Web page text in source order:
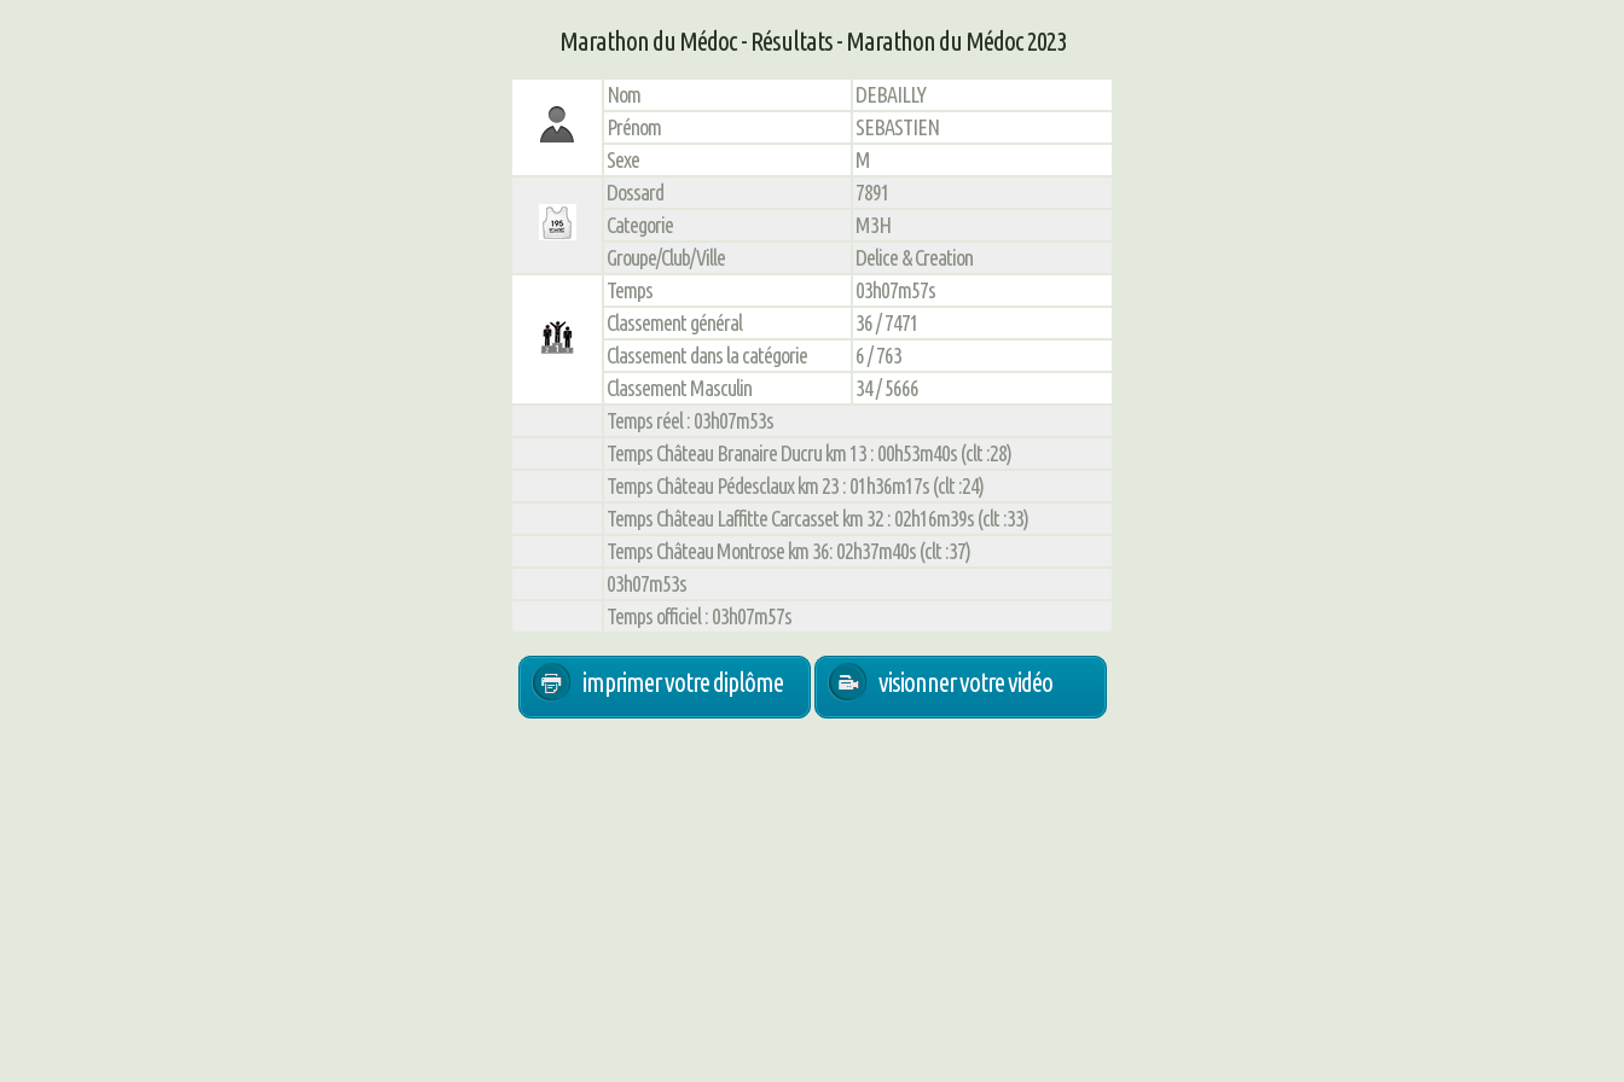
Marathon du Médoc - Résultats - Marathon du Médoc 2023
Nom
DEBAILLY
Prénom
SEBASTIEN
Sexe
M
Dossard
7891
Categorie
M3H
Groupe/Club/Ville
Delice & Creation
Temps
03h07m57s
Classement général
36 / 7471
Classement dans la catégorie
6 / 763
Classement Masculin
34 / 5666
Temps réel : 03h07m53s
Temps Château Branaire Ducru km 13 : 00h53m40s (clt :28)
Temps Château Pédesclaux km 23 : 01h36m17s (clt :24)
Temps Château Laffitte Carcasset km 32 : 02h16m39s (clt :33)
Temps Château Montrose km 36: 02h37m40s (clt :37)
03h07m53s
Temps officiel : 03h07m57s
imprimer votre diplôme visionner votre vidéo